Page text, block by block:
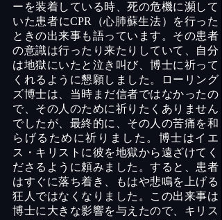
ーを装着している時、死の危機に瀕して
いた患者にCPR
（心肺蘇生法）を行った
ときの出来事も語っています。その患者
の意識は行ったり来たりしていて、自分
は地獄にいたと泣き叫び、博士に祈って
くれるように懇願しました。ローリング
ズ博士は、当時まだ信者ではなかったの
で、その人のために祈りたくありません
でしたが、最終的に、その人の苦痛を和
らげるために祈りました。博士はイエ
ス・キリストに彼を地獄から遠ざけてく
ださるように頼みました。すると、患者
はすぐに落ち着き、もはや悲鳴を上げる
狂人ではなくなりました。この出来事は
博士に大きな影響を与えたので、キリス